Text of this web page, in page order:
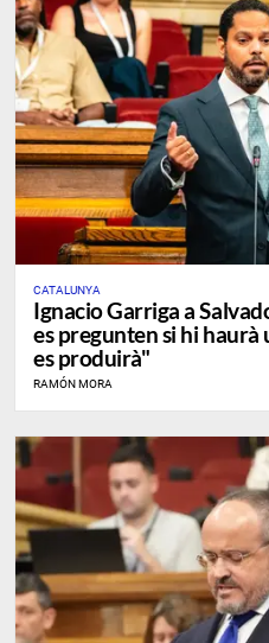
CATALUNYA
Ignacio Garriga a
es pregunten si hi haurà
es produirà"
RAMÓN MORA